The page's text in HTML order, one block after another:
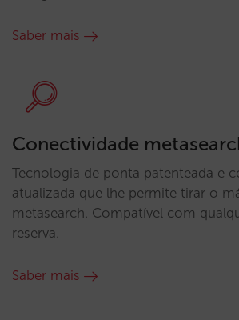
Saber mais
Conectividade
Tecnologia de ponta patenteada e
atualizada que lhe permite tirar o
metasearch. Compatível com
reserva.
Saber mais